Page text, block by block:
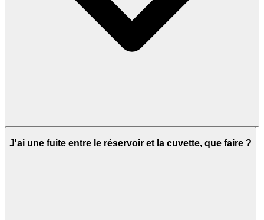
J'ai une fuite entre le réservoir et la cuvette, que faire ?